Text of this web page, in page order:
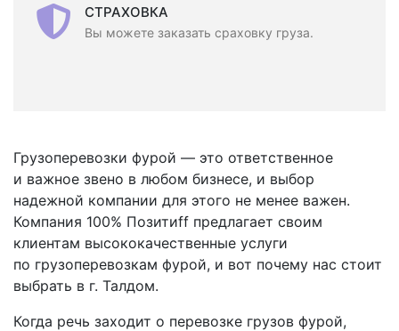
СТРАХОВКА
Вы можете заказать сраховку груза.
Грузоперевозки фурой — это ответственное
и важное звено в любом бизнесе, и выбор
надежной компании для этого не менее важен.
Компания 100% Позитиff предлагает своим
клиентам высококачественные услуги
по грузоперевозкам фурой, и вот почему нас стоит
выбрать в г. Талдом.
Когда речь заходит о перевозке грузов фурой,